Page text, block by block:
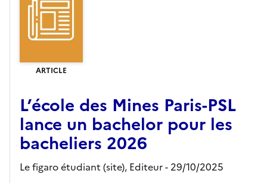
ARTICLE
L’école des Mines Paris-PSL
lance un bachelor pour les
bacheliers 2026
Le figaro étudiant (site), Editeur- 29/10/2025